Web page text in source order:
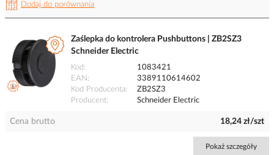
Dodaj do porównania
Zaślepka do kontrolera Pushbuttons | ZB2SZ3
Schneider Electric
Kod
1083421
EAN
3389110614602
Kod Producenta
ZB2SZ3
Producent
Schneider Electric
Cena brutto 18,24 zł/szt
Pokaż szczegóły